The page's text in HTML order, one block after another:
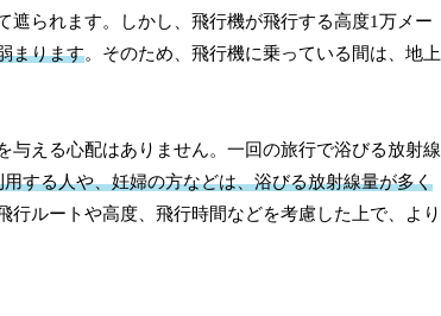
られます。しかし、飛行機が飛行する高度1万メー
まります。そのため、飛行機に乗っている間は、地上
える心配はありません。一回の旅行で浴びる放射線
する人や、妊婦の方などは、浴びる放射線量が多く
ルートや高度、飛行時間などを考慮した上で、より